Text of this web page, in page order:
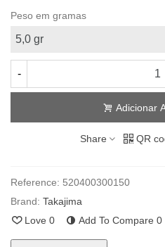
Peso em gramas
-
Adicionar
Share QR
Reference: 520400300150
Brand: Takajima
Love 0 Add To Compare 0